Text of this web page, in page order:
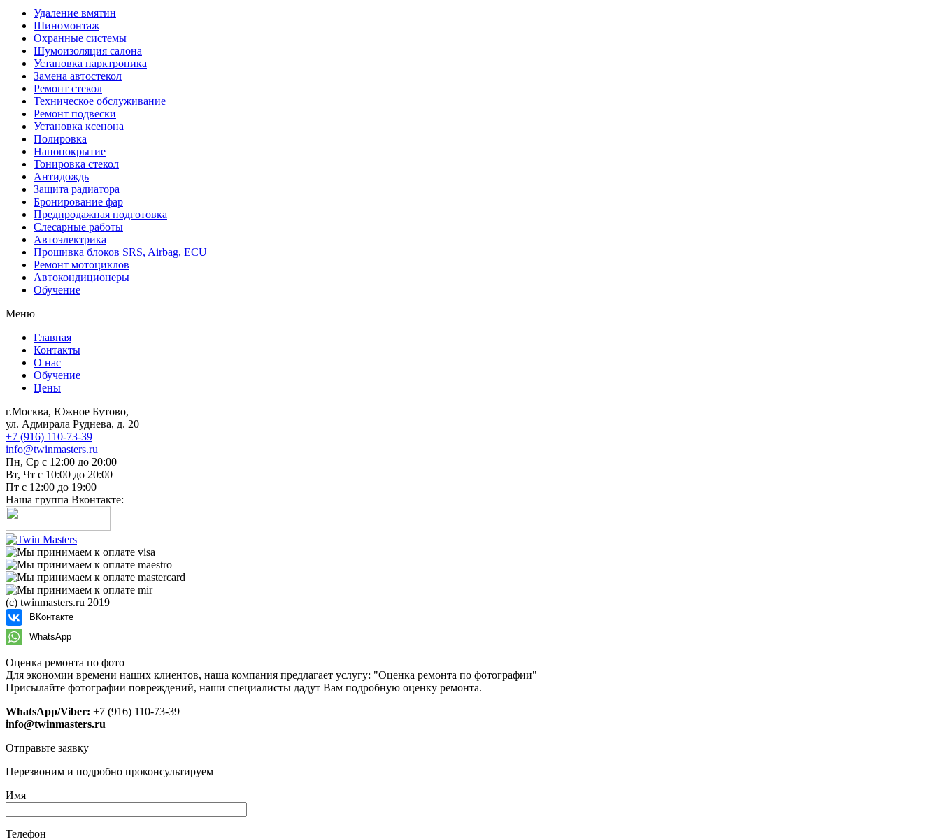
Удаление вмятин
Шиномонтаж
Охранные системы
Шумоизоляция салона
Установка парктроника
Замена автостекол
Ремонт стекол
Техническое обслуживание
Ремонт подвески
Установка ксенона
Полировка
Нанопокрытие
Тонировка стекол
Антидождь
Защита радиатора
Бронирование фар
Предпродажная подготовка
Слесарные работы
Автоэлектрика
Прошивка блоков SRS, Airbag, ECU
Ремонт мотоциклов
Автокондиционеры
Обучение
Меню
Главная
Контакты
О нас
Обучение
Цены
г.Москва, Южное Бутово,
ул. Адмирала Руднева, д. 20
+7 (916) 110-73-39
info@twinmasters.ru
Пн, Ср с 12:00 до 20:00
Вт, Чт с 10:00 до 20:00
Пт с 12:00 до 19:00
Наша группа Вконтакте:
(с) twinmasters.ru 2019
ВКонтакте
WhatsApp
Оценка ремонта по фото
Для экономии времени наших клиентов, наша компания предлагает услугу: "Оценка ремонта по фотографии"
Присылайте фотографии повреждений, наши специалисты дадут Вам подробную оценку ремонта.
WhatsApp/Viber: +7 (916) 110-73-39
info@twinmasters.ru
Отправьте заявку
Перезвоним и подробно проконсультируем
Имя
Телефон